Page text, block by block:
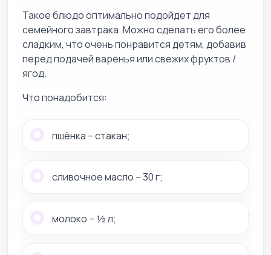
Такое блюдо оптимально подойдет для
семейного завтрака. Можно сделать его более
сладким, что очень понравится детям, добавив
перед подачей варенья или свежих фруктов /
ягод.
Что понадобится:
пшёнка – стакан;
сливочное масло – 30 г;
молоко – ½ л;